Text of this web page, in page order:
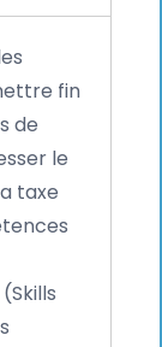
fin
de
le
taxe